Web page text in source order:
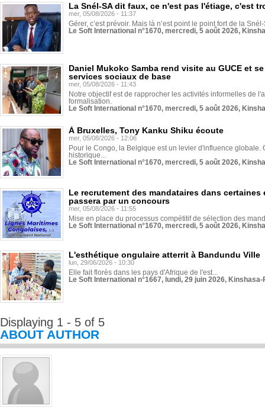
La Snél-SA dit faux, ce n'est pas l'étiage, c'est
mer, 05/08/2026 - 11:37
Gérer, c’est prévoir. Mais là n’est point le point fort de la
Le Soft International n°1670, mercredi, 5 août 2026,
Daniel Mukoko Samba rend visite au GUCE et
services sociaux de base
mer, 05/08/2026 - 11:43
Notre objectif est de rapprocher les activités informelles de
formalisation.
Le Soft International n°1670, mercredi, 5 août 2026,
À Bruxelles, Tony Kanku Shiku écoute
mer, 05/08/2026 - 12:06
Pour le Congo, la Belgique est un levier d'influence globale.
historique...
Le Soft International n°1670, mercredi, 5 août 2026,
Le recrutement des mandataires dans
passera par un concours
mer, 05/08/2026 - 11:55
Mise en place du processus compétitif de sélection des
Le Soft International n°1670, mercredi, 5 août 2026,
L'esthétique ongulaire atterrit à Bandundu Ville
lun, 29/06/2026 - 10:30
Elle fait florès dans les pays d'Afrique de l'est...
Le Soft International n°1667, lundi, 29 juin 2026,
Displaying 1 - 5 of 5
ABOUT AUTHOR